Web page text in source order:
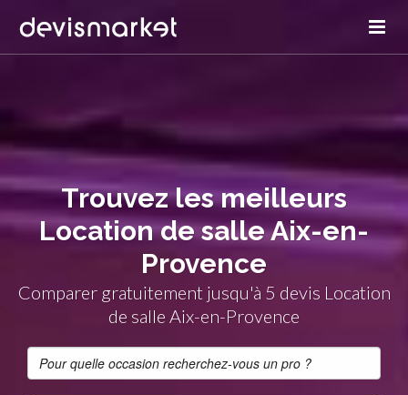
Trouvez les meilleurs
Location de salle Aix-en-
Provence
Comparer gratuitement jusqu'à 5 devis Location
de salle Aix-en-Provence